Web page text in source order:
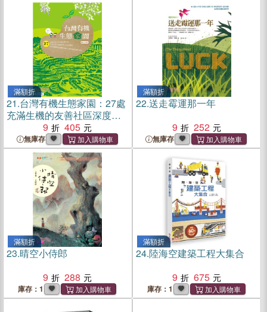
滿額折
21.台灣有機生態家園：27處
充滿生機的友善社區深度導
9 405
無庫存
滿額折
22.送走霉運那一年
9
252
無庫存
滿額折
23.晴空小侍郎
9
288
庫存：1
滿額折
24.陸海空建築工程大集合
9
675
庫存：1